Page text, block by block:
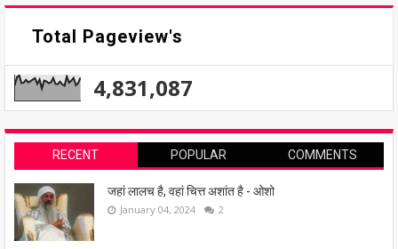
Total Pageview's
4,831,087
RECENT POPULAR COMMENTS
जहां लालच है, वहां चित्त अशांत है - ओशो
January 04, 2024 2